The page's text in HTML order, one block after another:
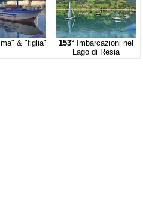
& "figlia" 153°Imbarcazioni nel
Lago di Resia